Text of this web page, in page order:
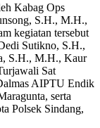
Kabag Ops
S.H., M.H.,
kegiatan tersebut
Sutikno, S.H.,
S.H., M.H., Kaur
Sat
AIPTU Endik
serta
Polsek Sindang,